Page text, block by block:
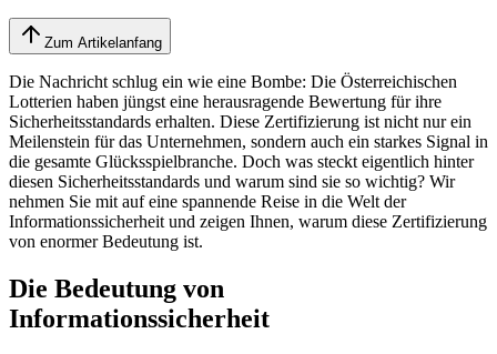
Zum Artikelanfang
Die Nachricht schlug ein wie eine Bombe: Die Österreichischen
Lotterien haben jüngst eine herausragende Bewertung für ihre
Sicherheitsstandards erhalten. Diese Zertifizierung ist nicht nur ein
Meilenstein für das Unternehmen, sondern auch ein starkes Signal in
die gesamte Glücksspielbranche. Doch was steckt eigentlich hinter
diesen Sicherheitsstandards und warum sind sie so wichtig? Wir
nehmen Sie mit auf eine spannende Reise in die Welt der
Informationssicherheit und zeigen Ihnen, warum diese Zertifizierung
von enormer Bedeutung ist.
Die Bedeutung von
Informationssicherheit